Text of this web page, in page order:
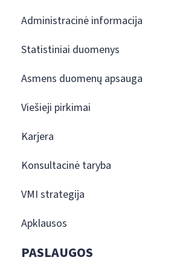
Administracinė informacija
Statistiniai duomenys
Asmens duomenų apsauga
Viešieji pirkimai
Karjera
Konsultacinė taryba
VMI strategija
Apklausos
PASLAUGOS